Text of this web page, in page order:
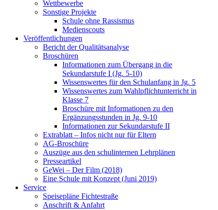
Wettbewerbe
Sonstige Projekte
Schule ohne Rassismus
Medienscouts
Veröffentlichungen
Bericht der Qualitätsanalyse
Broschüren
Informationen zum Übergang in die
Sekundarstufe I (Jg. 5-10)
Wissenswertes für den Schulanfang in Jg. 5
Wissenswertes zum Wahlpflichtunterricht in
Klasse 7
Broschüre mit Informationen zu den
Ergänzungsstunden in Jg. 9-10
Informationen zur Sekundarstufe II
Extrablatt – Infos nicht nur für Eltern
AG-Broschüre
Auszüge aus den schulinternen Lehrplänen
Presseartikel
GeWei – Der Film (2018)
Eine Schule mit Konzept (Juni 2019)
Service
Speisepläne Fichtestraße
Anschrift & Anfahrt